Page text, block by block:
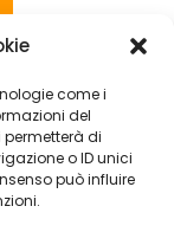
come i
del
di
o ID unici
può influire
in Pelle Nero –